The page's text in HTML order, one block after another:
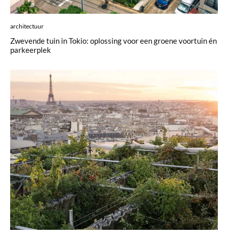
architectuur
Zwevende tuin in Tokio: oplossing voor een groene voortuin én
parkeerplek